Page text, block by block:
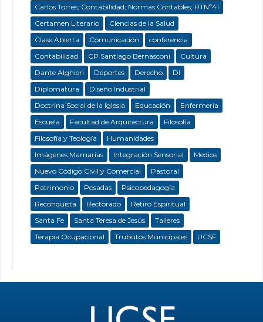
Carlos Torres; Contabilidad; Normas Contables; RTNº41
Certamen Literario
Ciencias de la Salud
Clase Abierta
Comunicación
conferencia
Contabilidad
CP Santiago Bernasconi
Cultura
Dante Alghieri
Deportes Derecho
DI
Diplomatura
Diseño Industrial
Doctrina Social de la Iglesia
Educación
Enfermeria
Escuela
Facultad de Arquitectura
Filosofía
Filosofía y Teología
Humanidades
Imágenes Mamarias
Integración Sensorial
Medios
Nuevo Código Civil y Comercial
Pastoral
Patrimonio
Posadas
Psicopedagogía
Reconquista
Rectorado
Retiro Espiritual
Santa Fe
Santa Teresa de Jesús
Talleres
Terapia Ocupacional
Trubutos Municipales UCSF